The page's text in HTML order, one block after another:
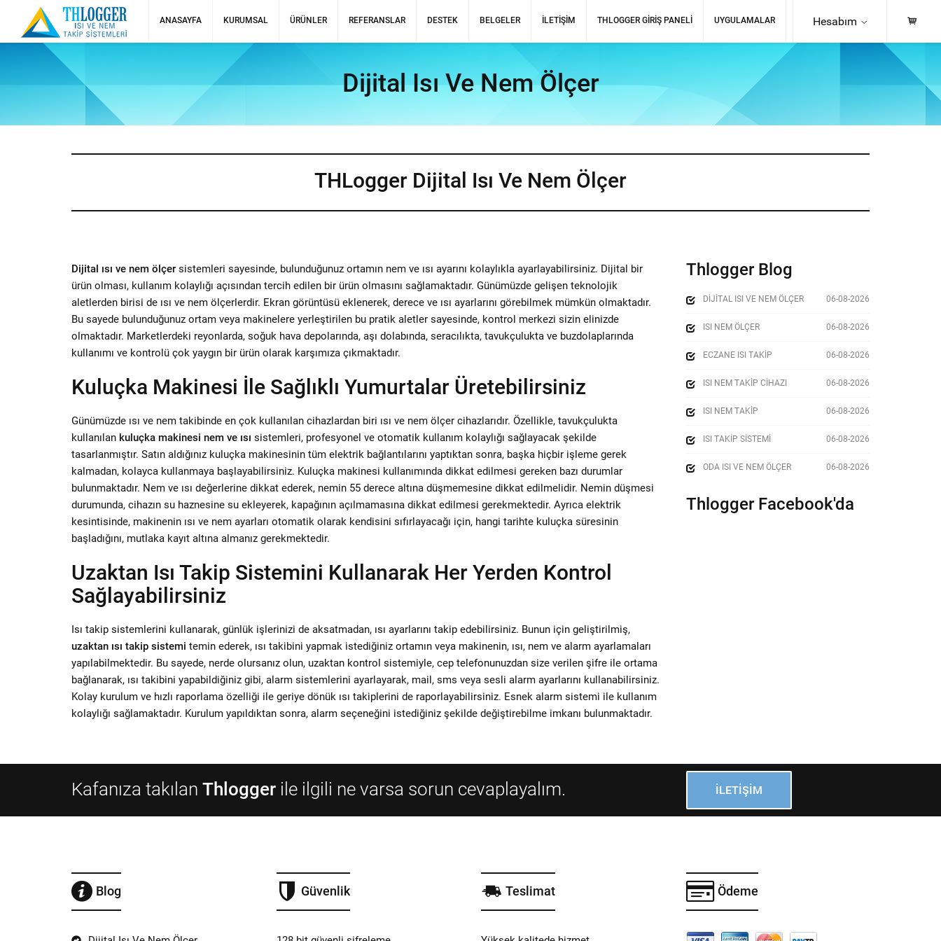
Hesabım
ANASAYFA KURUMSAL ÜRÜNLER REFERANSLAR DESTEK BELGELER İLETIŞIM THLOGGER GIRIŞ PANELI UYGULAMALAR
Dijital Isı Ve Nem Ölçer
THLogger Dijital Isı Ve Nem Ölçer
Dijital ısı ve nem ölçer sistemleri sayesinde, bulunduğunuz ortamın nem ve ısı ayarını kolaylıkla ayarlayabilirsiniz. Dijital bir
ürün olması, kullanım kolaylığı açısından tercih edilen bir ürün olmasını sağlamaktadır. Günümüzde gelişen teknolojik
aletlerden birisi de ısı ve nem ölçerlerdir. Ekran görüntüsü eklenerek, derece ve ısı ayarlarını görebilmek mümkün olmaktadır.
Bu sayede bulunduğunuz ortam veya makinelere yerleştirilen bu pratik aletler sayesinde, kontrol merkezi sizin elinizde
olmaktadır. Marketlerdeki reyonlarda, soğuk hava depolarında, aşı dolabında, seracılıkta, tavukçulukta ve buzdolaplarında
kullanımı ve kontrolü çok yaygın bir ürün olarak karşımıza çıkmaktadır.
Kuluçka Makinesi İle Sağlıklı Yumurtalar Üretebilirsiniz
Günümüzde ısı ve nem takibinde en çok kullanılan cihazlardan biri ısı ve nem ölçer cihazlarıdır. Özellikle, tavukçulukta
kullanılan kuluçka makinesi nem ve ısı sistemleri, profesyonel ve otomatik kullanım kolaylığı sağlayacak şekilde
tasarlanmıştır. Satın aldığınız kuluçka makinesinin tüm elektrik bağlantılarını yaptıktan sonra, başka hiçbir işleme gerek
kalmadan, kolayca kullanmaya başlayabilirsiniz. Kuluçka makinesi kullanımında dikkat edilmesi gereken bazı durumlar
bulunmaktadır. Nem ve ısı değerlerine dikkat ederek, nemin 55 derece altına düşmemesine dikkat edilmelidir. Nemin düşmesi
durumunda, cihazın su haznesine su ekleyerek, kapağının açılmamasına dikkat edilmesi gerekmektedir. Ayrıca elektrik
kesintisinde, makinenin ısı ve nem ayarları otomatik olarak kendisini sıfırlayacağı için, hangi tarihte kuluçka süresinin
başladığını, mutlaka kayıt altına almanız gerekmektedir.
Uzaktan Isı Takip Sistemini Kullanarak Her Yerden Kontrol
Sağlayabilirsiniz
Isı takip sistemlerini kullanarak, günlük işlerinizi de aksatmadan, ısı ayarlarını takip edebilirsiniz. Bunun için geliştirilmiş,
uzaktan ısı takip sistemi temin ederek, ısı takibini yapmak istediğiniz ortamın veya makinenin, ısı, nem ve alarm ayarlamaları
yapılabilmektedir. Bu sayede, nerde olursanız olun, uzaktan kontrol sistemiyle, cep telefonunuzdan size verilen şifre ile ortama
bağlanarak, ısı takibini yapabildiğiniz gibi, alarm sistemlerini ayarlayarak, mail, sms veya sesli alarm ayarlarını kullanabilirsiniz.
Kolay kurulum ve hızlı raporlama özelliği ile geriye dönük ısı takiplerini de raporlayabilirsiniz. Esnek alarm sistemi ile kullanım
kolaylığı sağlamaktadır. Kurulum yapıldıktan sonra, alarm seçeneğini istediğiniz şekilde değiştirebilme imkanı bulunmaktadır.
Thlogger Blog
DIJITAL ISI VE NEM ÖLÇER 06-08-2026
ISI NEM ÖLÇER 06-08-2026
ECZANE ISI TAKIP 06-08-2026
ISI NEM TAKIP CIHAZI 06-08-2026
ISI NEM TAKIP 06-08-2026
ISI TAKIP SISTEMI 06-08-2026
ODA ISI VE NEM ÖLÇER 06-08-2026
Thlogger Facebook'da
Kafanıza takılan Thlogger ile ilgili ne varsa sorun cevaplayalım. İLETIŞIM
Blog Güvenlik Teslimat Ödeme